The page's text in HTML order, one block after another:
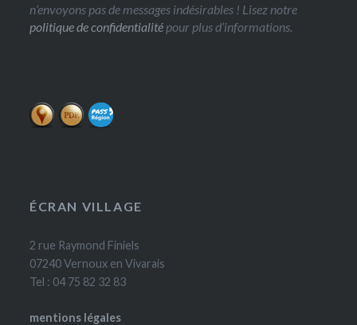
n’envoyons pas de messages indésirables ! Lisez notre
politique de confidentialité pour plus d’informations.
ÉCRAN VILLAGE
2 rue Raymond Finiels
07240 Vernoux en Vivarais
Tel : 04 75 82 32 83
mentions légales